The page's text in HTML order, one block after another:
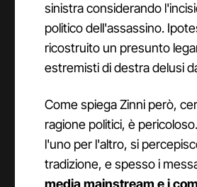
sinistra considerando
politico dell'assassino.
ricostruito un presunto
estremisti di destra delusi
Come spiega Zinni però,
ragione politici, è
l'uno per l'altro, si
tradizione, e spesso i
media mainstream e i